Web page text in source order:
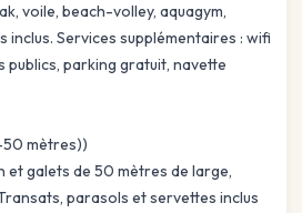
voile, beach-volley, aquagym,
Services supplémentaires : wifi
publics, parking gratuit, navette
50 mètres))
et galets de 50 mètres de large,
parasols et servettes inclus